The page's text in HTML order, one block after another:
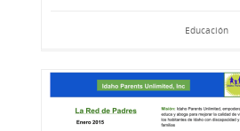
Educación